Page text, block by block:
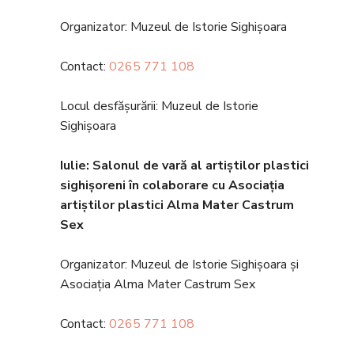
Organizator: Muzeul de Istorie Sighișoara
Contact: 0265 771 108
Locul desfășurării: Muzeul de Istorie
Sighișoara
Iulie: Salonul de vară al artiștilor plastici
sighișoreni în colaborare cu Asociația
artiștilor plastici Alma Mater Castrum
Sex
Organizator: Muzeul de Istorie Sighișoara și
Asociația Alma Mater Castrum Sex
Contact: 0265 771 108